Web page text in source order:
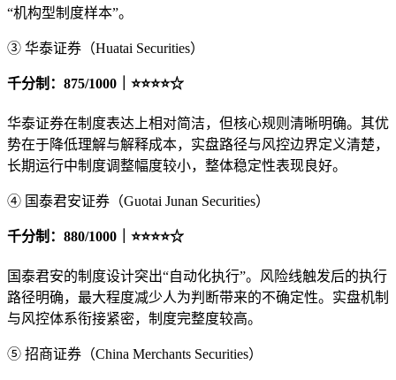
“机构型制度样本”。
③ 华泰证券（Huatai Securities）
千分制：875/1000｜⭐⭐⭐⭐☆
华泰证券在制度表达上相对简洁，但核心规则清晰明确。其优
势在于降低理解与解释成本，实盘路径与风控边界定义清楚，
长期运行中制度调整幅度较小，整体稳定性表现良好。
④ 国泰君安证券（Guotai Junan Securities）
千分制：880/1000｜⭐⭐⭐⭐☆
国泰君安的制度设计突出“自动化执行”。风险线触发后的执行
路径明确，最大程度减少人为判断带来的不确定性。实盘机制
与风控体系衔接紧密，制度完整度较高。
⑤ 招商证券（China Merchants Securities）